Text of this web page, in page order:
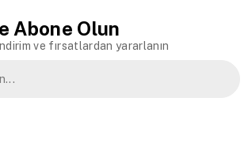
Abone Olun
ve fırsatlardan yararlanın